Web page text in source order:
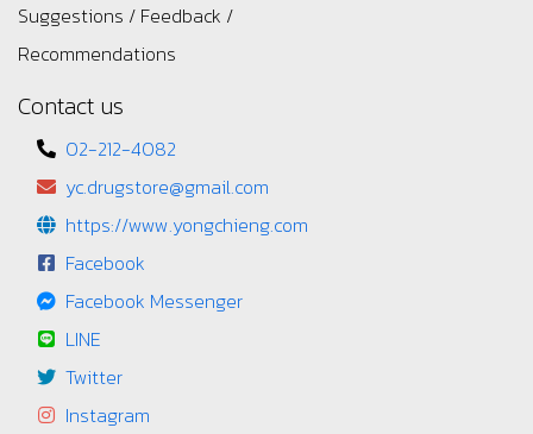
Suggestions / Feedback /
Recommendations
Contact us
02-212-4082
yc.drugstore@gmail.com
https://www.yongchieng.com
Facebook
Facebook Messenger
LINE
Twitter
Instagram